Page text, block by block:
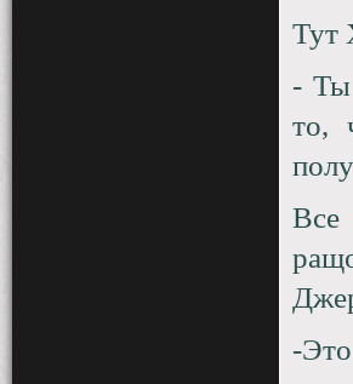
Тут
- Ты
то,
Все
-